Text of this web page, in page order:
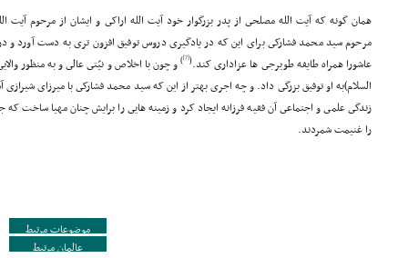
همان گونه که آیت الله مصلحى از پدر بزرگوار خود آیت الله اراکى و ایشان از مرحوم آیت
مرحوم سید محمد فشارکى براى این که در یادگیرى دروس توفیق افزون ترى به دست آورد و
عاشورا همراه طایفه طویرجى ها عزادارى کند.(
[7]
)و چون با اخلاص و نیّتى عالى و به منظور
السلام)به او توفیق بزرگى داد. و چه اجرى بهتر از این که سید محمد فشارکى با میرزاى
زندگى علمى و اجتماعى آن فقیه فرزانه ایجاد کرد و زمینه هایى را برایش چنان مهیا ساخت
را غنیمت شمردند.
موضوعات مرتبط
عالمان مرتبط